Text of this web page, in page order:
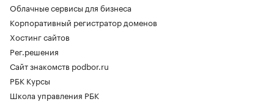
Облачные сервисы для бизнеса
Корпоративный регистратор доменов
Хостинг сайтов
Рег.решения
Сайт знакомств podbor.ru
РБК Курсы
Школа управления РБК